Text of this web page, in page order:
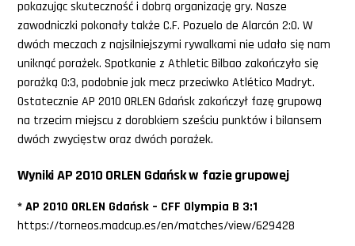
pokazując skuteczność i dobrą organizację gry. Nasze
zawodniczki pokonały także C.F. Pozuelo de Alarcón 2:0. W
dwóch meczach z najsilniejszymi rywalkami nie udało się nam
uniknąć porażek. Spotkanie z Athletic Bilbao zakończyło się
porażką 0:3, podobnie jak mecz przeciwko Atlético Madryt.
Ostatecznie AP 2010 ORLEN Gdańsk zakończył fazę grupową
na trzecim miejscu z dorobkiem sześciu punktów i bilansem
dwóch zwycięstw oraz dwóch porażek.
Wyniki AP 2010 ORLEN Gdańsk w fazie grupowej
* AP 2010 ORLEN Gdańsk – CFF Olympia B 3:1
https://torneos.madcup.es/en/matches/view/629428